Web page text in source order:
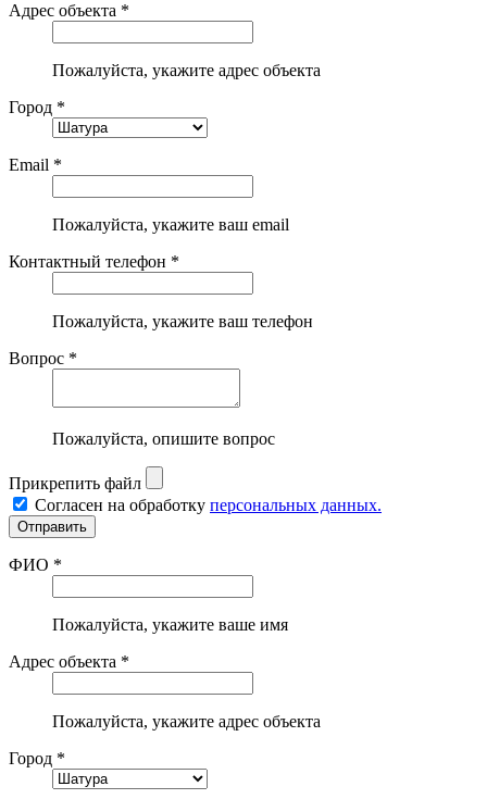
Адрес объекта *
Пожалуйста, укажите адрес объекта
Город *
Email *
Пожалуйста, укажите ваш email
Контактный телефон *
Пожалуйста, укажите ваш телефон
Вопрос *
Пожалуйста, опишите вопрос
Прикрепить файл
Согласен на обработку персональных данных.
ФИО *
Пожалуйста, укажите ваше имя
Адрес объекта *
Пожалуйста, укажите адрес объекта
Город *